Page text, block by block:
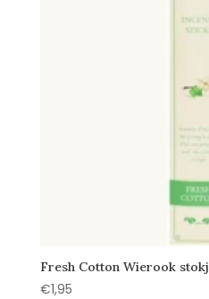
Fresh Cotton Wierook
€1,95